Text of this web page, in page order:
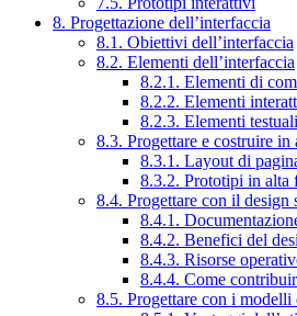
8. Progettazione dell’interfaccia
8.1. Obiettivi dell’interfaccia
8.2. Elementi dell’interfaccia
8.2.1. Elementi di
8.2.2. Elementi
8.2.3. Elementi
8.3. Progettare e costruire in
8.3.1. Layout di
8.3.2. Prototipi in alta
8.4. Progettare con il design
8.4.1.
8.4.2. Benefici del
8.4.3. Risorse
8.4.4. Come
8.5. Progettare con i modelli